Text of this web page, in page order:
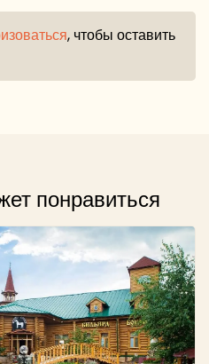
, чтобы оставить
понравиться